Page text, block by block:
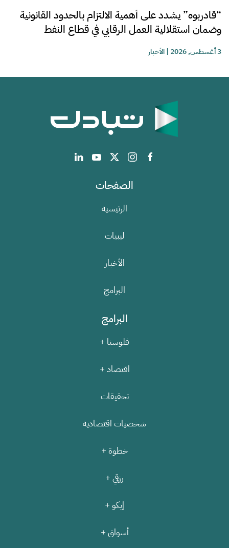
“قادربوه” يشدد على أهمية الالتزام بالحدود القانونية
وضمان استقلالية العمل الرقابي في قطاع النفط
3 أغسطس, 2026 |الأخبار
الصفحات
الرئيسية
ليبيات
الأخبار
البرامج
البرامج
فلوسنا +
اقتصاد +
تحقيقات
شخصيات اقتصادية
خطوة +
رزقي +
إيكو +
أسواق +